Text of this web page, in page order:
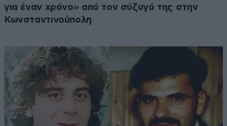
για έναν χρόνο» από τον σύζυγό της στην
Κωνσταντινούπολη